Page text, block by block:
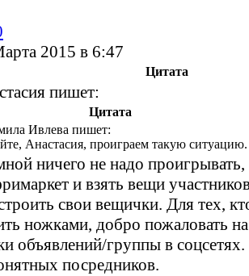
2015 в 6:47
Цитата
пишет:
Цитата
Ивлева пишет:
Анастасия, проиграем такую ситуацию.
ничего не надо
и взять вещи
свои вещички. Для тех,
ножками, добро пожаловать
объявлений/группы в соцсетях.
посредников.